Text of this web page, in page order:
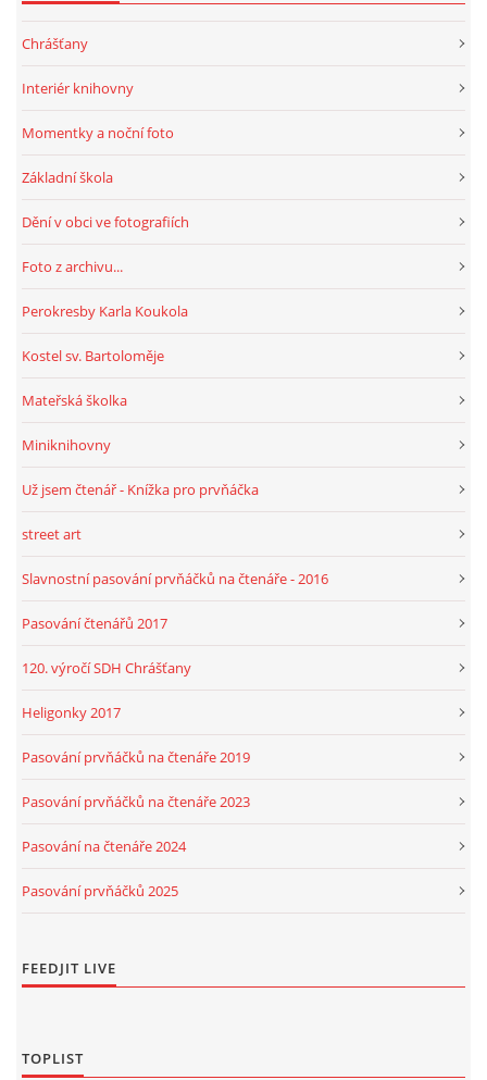
Chrášťany
Interiér knihovny
Momentky a noční foto
Základní škola
Dění v obci ve fotografiích
Foto z archivu...
Perokresby Karla Koukola
Kostel sv. Bartoloměje
Mateřská školka
Miniknihovny
Už jsem čtenář - Knížka pro prvňáčka
street art
Slavnostní pasování prvňáčků na čtenáře - 2016
Pasování čtenářů 2017
120. výročí SDH Chrášťany
Heligonky 2017
Pasování prvňáčků na čtenáře 2019
Pasování prvňáčků na čtenáře 2023
Pasování na čtenáře 2024
Pasování prvňáčků 2025
FEEDJIT LIVE
TOPLIST